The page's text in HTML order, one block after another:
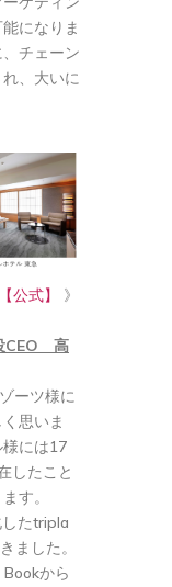
になりま
チェーン
、大いに
公式】 》
CEO 高
ーツ様に
思いま
には17
したこと
す。
たtripla
ました。
から